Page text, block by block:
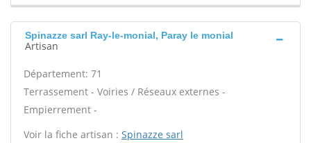
Spinazze sarl Ray-le-monial, Paray le monial
Artisan
Département: 71
Terrassement - Voiries / Réseaux externes -
Empierrement -
Voir la fiche artisan : Spinazze sarl